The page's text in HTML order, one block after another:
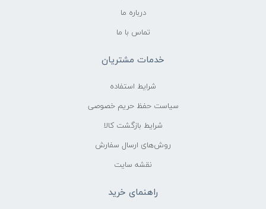
درباره ما
تماس با ما
خدمات مشتریان
شرایط استفاده
سیاست حفظ حریم خصوصی
شرایط بازگشت کالا
روش‌های ارسال سفارش
نقشه سایت
راهنمای خرید